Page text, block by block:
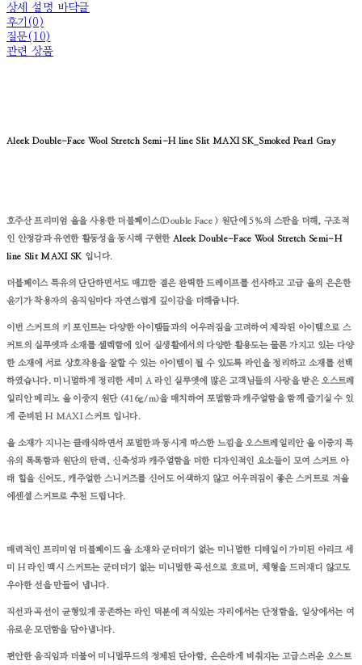
상세 설명 바닥글
후기(0)
질문(10)
관련 상품
Aleek Double-Face Wool Stretch Semi-H line Slit MAXI SK_Smoked Pearl Gray
호주산 프리미엄 울을 사용한 더블페이스(Double Face ) 원단에 5%의 스판을 더해, 구조적
인 안정감과 유연한 활동성을 동시해 구현한 Aleek Double-Face Wool Stretch Semi-H
line SlitMAXI SK 입니다.
더블페이스 특유의 단단하면서도 매끄한 결은 완벽한 드레이프를 선사하고 고급 울의 은은한
윤기가 착용자의 움직임마다 자연스럽게 깊이감을 더해줍니다.
이번 스커트의 키 포인트는 다양한 아이템들과의 어우러짐을 고려하여 제작된 아이템으로 스
커트의 실루엣과 소재를 셀렉함에 있어 실생활에서의 다양한 활용도는 물론 가지고 있는 다양
한 소재에 서로 상호작용을 잘할 수 있는 아이템이 될 수 있도록 라인을 정리하고 소재를 선택
하였습니다. 미니멀하게 정리한 세미 A 라인 실루엣에 많은 고객님들의 사랑을 받은 오스트레
일리안 메리노 울 이중지 원단 (416g/m)을 매치하여 포멀함과 캐주얼함을 함께 즐기실 수 있
게 준비된 H MAXI 스커트 입니다.
울 소재가 지니는 클래식하면서 포멀한과 동시게 따스한 느낌을 오스트레일리안 울 이중지 특
유의 톡톡함과 원단의 탄력, 신축성과 캐주얼함을 더한 디자인적인 요소들이 모여 스커트 아
래 힐을 신어도, 캐주얼한 스니커즈를 신어도 어색하지 않고 어우러짐이 좋은 스커트로 겨울
에센셜 스커트로 추천 드립니다.
매력적인 프리미엄 더블페이드 울 소재와 군더더기 없는 미니멀한 디테일이 가미된 아리크 세
미 H 라인 맥시 스커트는 군더더기 없는 미니멀한 곡선으로 흐르며, 체형을 드러재디 않고도
우아한 선을 만들어 냅니다.
직선과 곡선이 균형있게 공존하는 라인 덕분에 격식있는 자리에서는 단정함을, 일상에서는 여
유로운 모던함을 담아냅니다.
편안한 움직임과 더불어 미니멀무드의 정제된 단아함, 은은하게 비춰지는 고급스러운 오스트